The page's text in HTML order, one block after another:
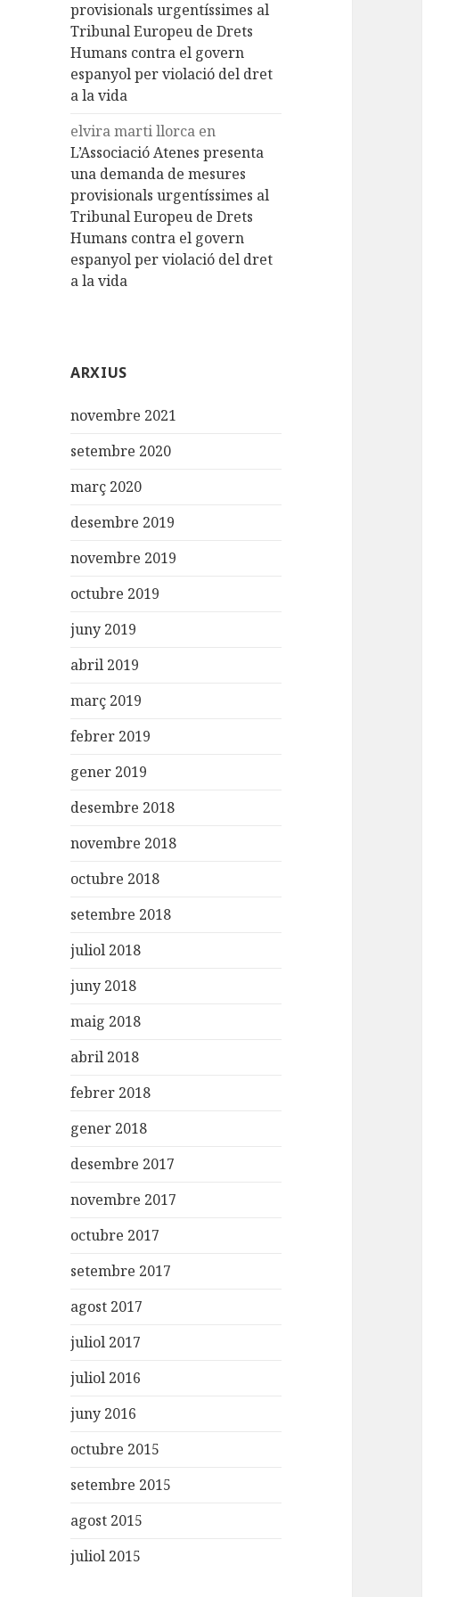
provisionals urgentíssimes al
Tribunal Europeu de Drets
Humans contra el govern
espanyol per violació del dret
a la vida
elvira marti llorca en
L’Associació Atenes presenta
una demanda de mesures
provisionals urgentíssimes al
Tribunal Europeu de Drets
Humans contra el govern
espanyol per violació del dret
a la vida
ARXIUS
novembre 2021
setembre 2020
març 2020
desembre 2019
novembre 2019
octubre 2019
juny 2019
abril 2019
març 2019
febrer 2019
gener 2019
desembre 2018
novembre 2018
octubre 2018
setembre 2018
juliol 2018
juny 2018
maig 2018
abril 2018
febrer 2018
gener 2018
desembre 2017
novembre 2017
octubre 2017
setembre 2017
agost 2017
juliol 2017
juliol 2016
juny 2016
octubre 2015
setembre 2015
agost 2015
juliol 2015